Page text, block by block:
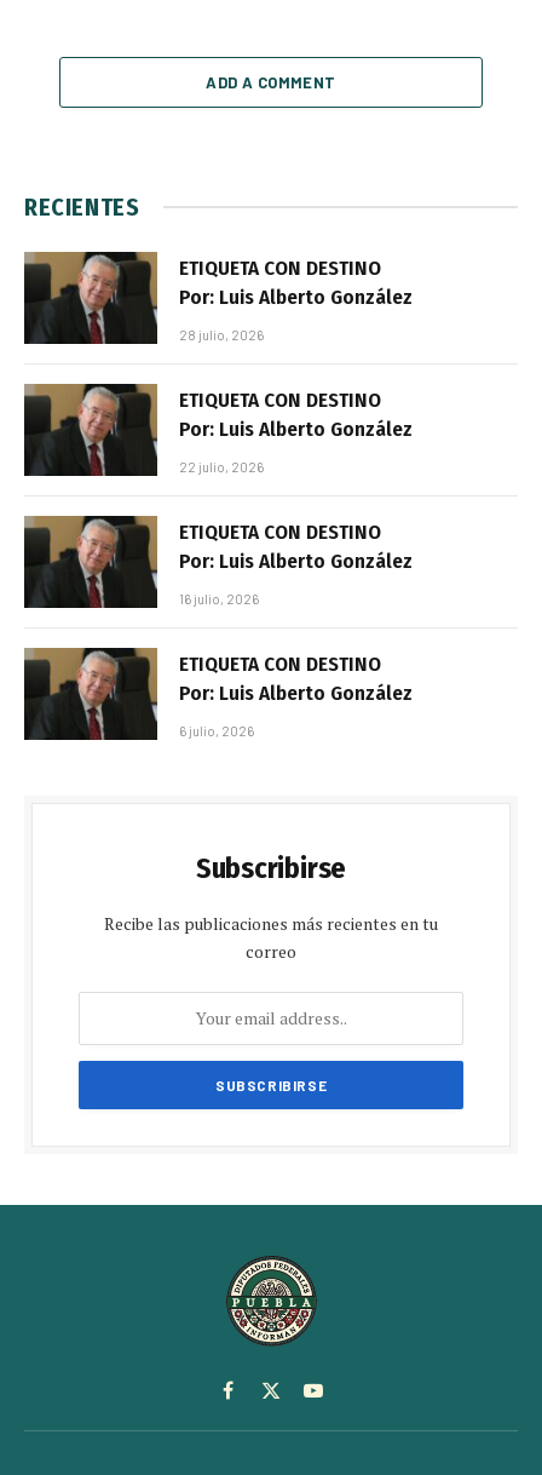
ADD A COMMENT
RECIENTES
ETIQUETA CON DESTINO
Por: Luis Alberto González
28 julio, 2026
ETIQUETA CON DESTINO
Por: Luis Alberto González
22 julio, 2026
ETIQUETA CON DESTINO
Por: Luis Alberto González
16 julio, 2026
ETIQUETA CON DESTINO
Por: Luis Alberto González
6 julio, 2026
Subscribirse
Recibe las publicaciones más recientes en tu
correo
Facebook
X
(Twitter)
YouTube